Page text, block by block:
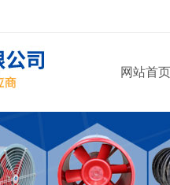
网站首页